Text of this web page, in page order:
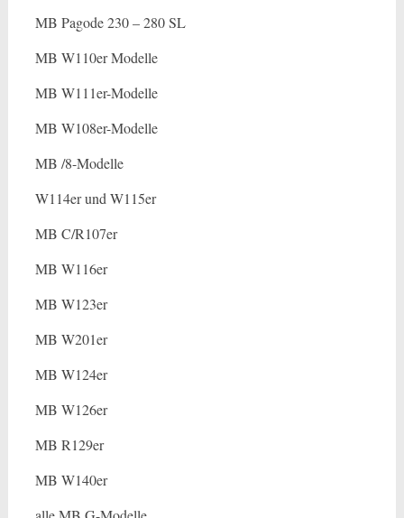
MB Pagode 230 – 280 SL
MB W110er Modelle
MB W111er-Modelle
MB W108er-Modelle
MB /8-Modelle
W114er und W115er
MB C/R107er
MB W116er
MB W123er
MB W201er
MB W124er
MB W126er
MB R129er
MB W140er